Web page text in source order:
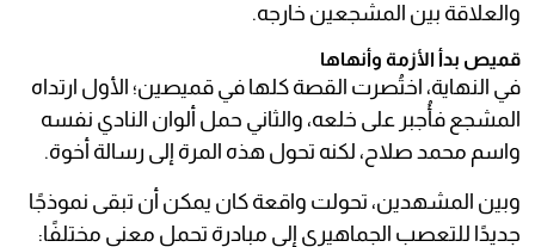
والعلاقة بين المشجعين خارجه.
قميص بدأ الأزمة وأنهاها
في النهاية، اختُصرت القصة كلها في قميصين؛ الأول ارتداه
المشجع فأُجبر على خلعه، والثاني حمل ألوان النادي نفسه
واسم محمد صلاح، لكنه تحول هذه المرة إلى رسالة أخوة.
وبين المشهدين، تحولت واقعة كان يمكن أن تبقى نموذجًا
جديدًا للتعصب الجماهيري إلى مبادرة تحمل معنى مختلفًا: